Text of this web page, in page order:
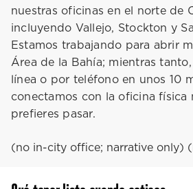
nuestras oficinas en el norte de
incluyendo Vallejo, Stockton y
Estamos trabajando para abrir
Área de la Bahía; mientras
línea o por teléfono en unos 10
conectamos con la oficina física
prefieres pasar.
(no in-city office; narrative only)